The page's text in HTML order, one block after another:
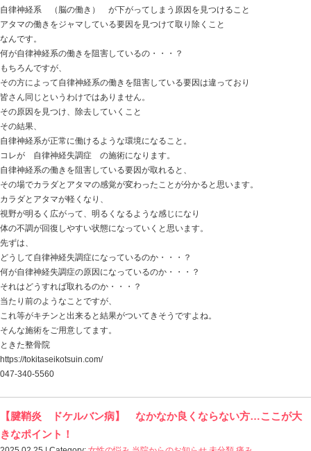
ではなく、
腕の問題が 首 肩 に影響しているケースがあり
その問題を解決することで頚椎椎間板ヘルニアの症状が
頚椎に負担が掛からない腕になるよう調整する
こういう方法で結果が出る方も少なくありません。
頚椎椎間板ヘルニア・・・
椎間板がつぶれて、神経を圧迫し
肩から腕に痛みやシビレが出る。
当然、頸椎の問題がありますが
そうなる原因が腕にあるのかも・・・
是非、参考にしてみてください。
ときた整骨院
https://tokitaseikotsuin.com/
047-340-5560
【マラソン 膝の痛み】 フルマラソン完走
理由とは！
2025.03.10 | Category:こども,スポーツ障害,女性の悩み,
類,痛み